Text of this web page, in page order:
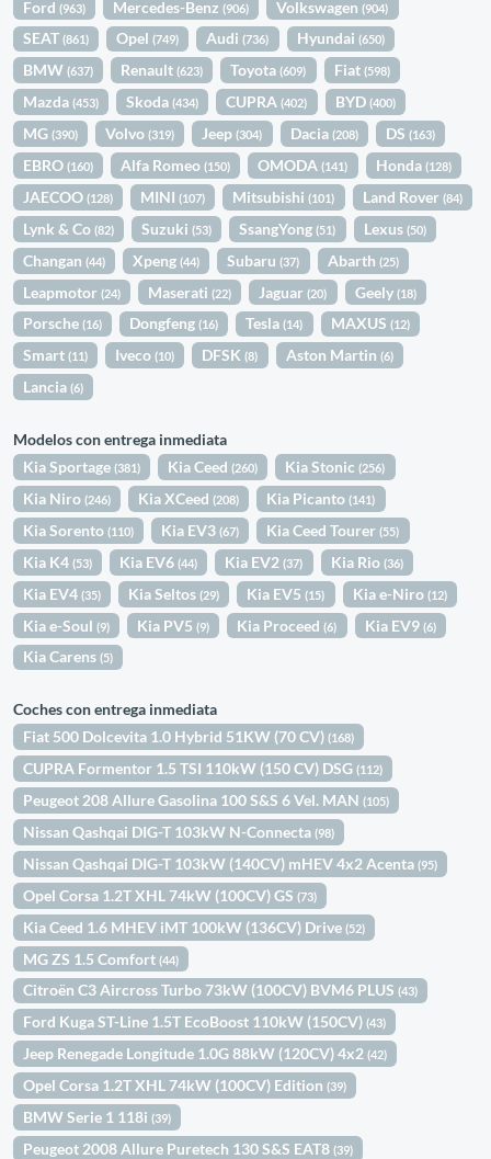
Ford(963) Mercedes-Benz(906) Volkswagen(904)
SEAT(861) Opel(749) Audi(736) Hyundai (650)
BMW(637) Renault(623) Toyota(609) Fiat (598)
Mazda(453) Skoda(434) CUPRA(402) BYD (400)
MG(390) Volvo(319) Jeep(304) Dacia (208) DS (163)
EBRO(160) Alfa Romeo(150) OMODA(141) Honda (128)
JAECOO(128) MINI(107) Mitsubishi(101) Land Rover (84)
Lynk & Co(82) Suzuki(53) SsangYong(51) Lexus (50)
Changan(44) Xpeng(44) Subaru(37) Abarth (25)
Leapmotor(24) Maserati(22) Jaguar(20) Geely (18)
Porsche(16) Dongfeng(16) Tesla(14) MAXUS (12)
Smart(11) Iveco(10) DFSK(8) Aston Martin (6)
Lancia(6)
Modelos con entrega inmediata
Kia Sportage(381) Kia Ceed(260) Kia Stonic(256)
Kia Niro(246) Kia XCeed(208) Kia Picanto(141)
Kia Sorento(110) Kia EV3(67) Kia Ceed Tourer(55)
Kia K4(53) Kia EV6(44) Kia EV2(37) Kia Rio (36)
Kia EV4(35) Kia Seltos(29) Kia EV5(15) Kia e-Niro (12)
Kia e-Soul(9) Kia PV5(9) Kia Proceed(6) Kia EV9 (6)
Kia Carens(5)
Coches con entrega inmediata
Fiat 500 Dolcevita 1.0 Hybrid 51KW (70 CV)(168)
CUPRA Formentor 1.5 TSI 110kW (150 CV) DSG(112)
Peugeot 208 Allure Gasolina 100 S&S 6 Vel. MAN(105)
Nissan Qashqai DIG-T 103kW N-Connecta(98)
Nissan Qashqai DIG-T 103kW (140CV) mHEV 4x2 Acenta(95)
Opel Corsa 1.2T XHL 74kW (100CV) GS(73)
Kia Ceed 1.6 MHEV iMT 100kW (136CV) Drive(52)
MG ZS 1.5 Comfort(44)
Citroën C3 Aircross Turbo 73kW (100CV) BVM6 PLUS(43)
Ford Kuga ST-Line 1.5T EcoBoost 110kW (150CV)(43)
Jeep Renegade Longitude 1.0G 88kW (120CV) 4x2(42)
Opel Corsa 1.2T XHL 74kW (100CV) Edition(39)
BMW Serie 1 118i(39)
Peugeot 2008 Allure Puretech 130 S&S EAT8(39)